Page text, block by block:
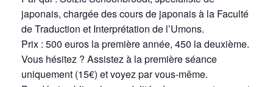
japonais, chargée des cours de japonais à la Faculté
de Traduction et Interprétation de l’Umons.
Prix : 500 euros la première année, 450 la deuxième.
Vous hésitez ? Assistez à la première séance
uniquement (15€) et voyez par vous-même.